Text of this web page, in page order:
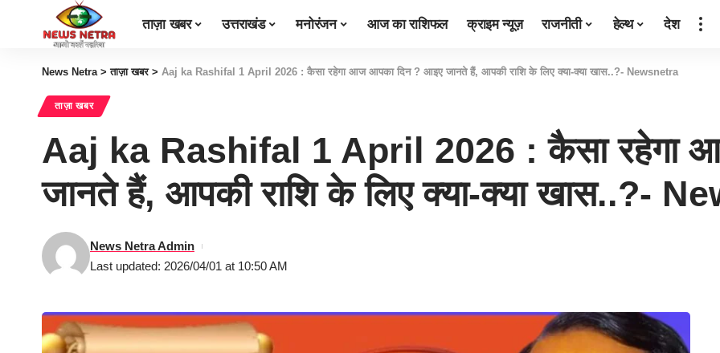
ताज़ा खबर उत्तराखंड मनोरंजन आज का राशिफल क्राइम न्यूज़ राजनीती हेल्थ देश
News Netra>ताज़ा खबर> Aaj ka Rashifal 1 April 2026 : कैसा रहेगा आज आपका दिन ? आइए जानते हैं, आपकी राशि के लिए क्या-क्या खास..?- Newsnetra
ताज़ा खबर
Aaj ka Rashifal 1 April 2026 : कैसा रहेगा
जानते हैं, आपकी राशि के लिए क्या-क्या खास..?-
Last updated: 2026/04/01 at 10:50 AM
News Netra Admin